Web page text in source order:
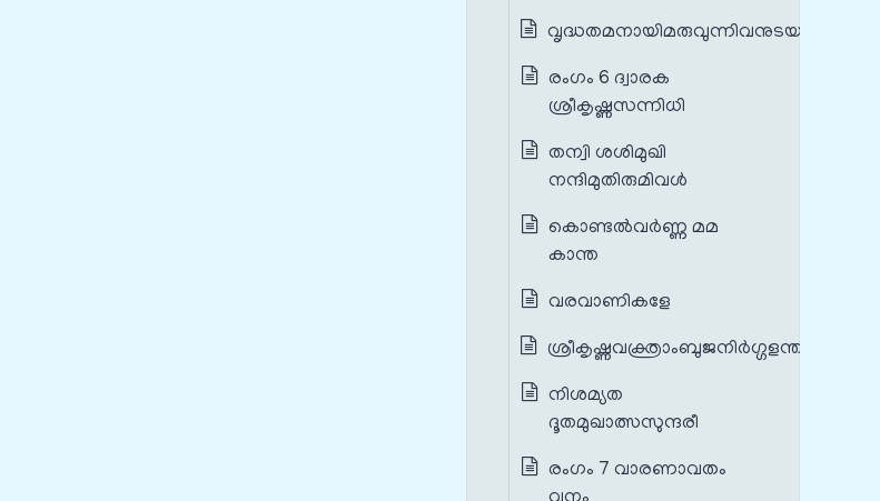
വൃദ്ധതമനായിമരുവുന്നിവനുടയ
രംഗം 6 ദ്വാരക
ശ്രീകൃഷ്ണസന്നിധി
തന്വി ശശിമുഖി
നന്ദിമുതിരുമിവൾ
കൊണ്ടൽവർണ്ണ മമ
കാന്ത
വരവാണികളേ
ശ്രീകൃഷ്ണവക്ത്രാംബുജനിർഗ്ഗളന്തീം
നിശമ്യത
ദൂതമുഖാത്സസുന്ദരീ
രംഗം 7 വാരണാവതം